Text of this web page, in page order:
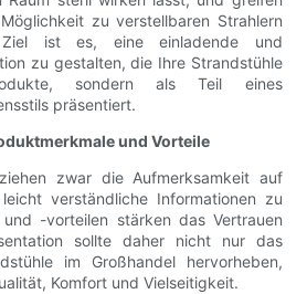
zu verstellbaren Strahlern
Ziel ist es, eine einladende und
zu gestalten, die Ihre Strandstühle
sondern als Teil eines
präsentiert.
und Vorteile
zwar die Aufmerksamkeit auf
verständliche Informationen zu
-vorteilen stärken das Vertrauen
sollte daher nicht nur das
im Großhandel hervorheben,
Komfort und Vielseitigkeit.